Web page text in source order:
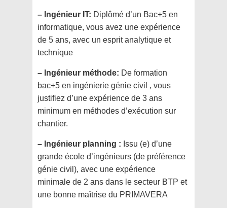
– Ingénieur IT: Diplômé d’un Bac+5 en
informatique, vous avez une expérience
de 5 ans, avec un esprit analytique et
technique
– Ingénieur méthode: De formation
bac+5 en ingénierie génie civil , vous
justifiez d’une expérience de 3 ans
minimum en méthodes d’exécution sur
chantier.
– Ingénieur planning : Issu (e) d’une
grande école d’ingénieurs (de préférence
génie civil), avec une expérience
minimale de 2 ans dans le secteur BTP et
une bonne maîtrise du PRIMAVERA